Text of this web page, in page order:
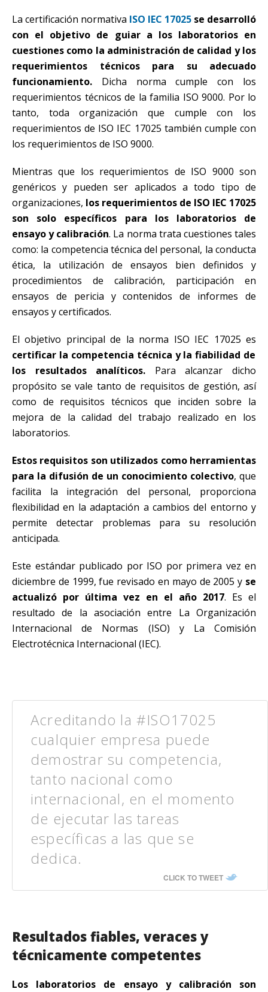
La certificación normativa ISO IEC 17025 se desarrolló
con el objetivo de guiar a los laboratorios en
cuestiones como la administración de calidad y los
requerimientos técnicos para su adecuado
funcionamiento. Dicha norma cumple con los
requerimientos técnicos de la familia ISO 9000. Por lo
tanto, toda organización que cumple con los
requerimientos de ISO IEC 17025 también cumple con
los requerimientos de ISO 9000.
Mientras que los requerimientos de ISO 9000 son
genéricos y pueden ser aplicados a todo tipo de
organizaciones, los requerimientos de ISO IEC 17025
son solo específicos para los laboratorios de
ensayo y calibración. La norma trata cuestiones tales
como: la competencia técnica del personal, la conducta
ética, la utilización de ensayos bien definidos y
procedimientos de calibración, participación en
ensayos de pericia y contenidos de informes de
ensayos y certificados.
El objetivo principal de la norma ISO IEC 17025 es
certificar la competencia técnica y la fiabilidad de
los resultados analíticos. Para alcanzar dicho
propósito se vale tanto de requisitos de gestión, así
como de requisitos técnicos que inciden sobre la
mejora de la calidad del trabajo realizado en los
laboratorios.
Estos requisitos son utilizados como herramientas
para la difusión de un conocimiento colectivo, que
facilita la integración del personal, proporciona
flexibilidad en la adaptación a cambios del entorno y
permite detectar problemas para su resolución
anticipada.
Este estándar publicado por ISO por primera vez en
diciembre de 1999, fue revisado en mayo de 2005 y se
actualizó por última vez en el año 2017. Es el
resultado de la asociación entre La Organización
Internacional de Normas (ISO) y La Comisión
Electrotécnica Internacional (IEC).
Acreditando la #ISO17025
cualquier empresa puede
demostrar su competencia,
tanto nacional como
internacional, en el momento
de ejecutar las tareas
específicas a las que se
dedica.
CLICK TO TWEET
Resultados fiables, veraces y
técnicamente competentes
Los laboratorios de ensayo y calibración son